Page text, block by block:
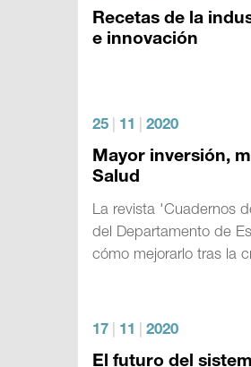
Recetas de la
e innovación
25 11 2020
Mayor inversión,
Salud
La revista 'Cuadernos
del Departamento de
cómo mejorarlo tras la
17 11 2020
El futuro del